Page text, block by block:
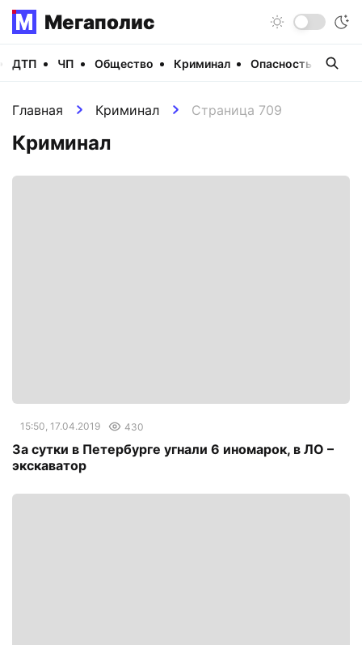
Мегаполис
ДТП ЧП Общество Криминал Опасность
Главная Криминал Страница 709
Криминал
15:50, 17.04.2019 430
За сутки в Петербурге угнали 6 иномарок, в ЛО –
экскаватор